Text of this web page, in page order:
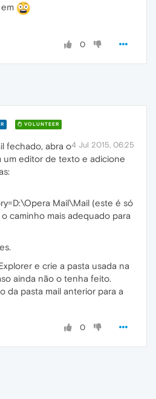
0
VOLUNTEER
4 Jul 2015, 06:25
fechado, abra o
um editor de texto e adicione
Mail\Mail (este é só
caminho mais adequado para
e crie a pasta usada na
ainda não o tenha feito.
da pasta mail anterior para a
0